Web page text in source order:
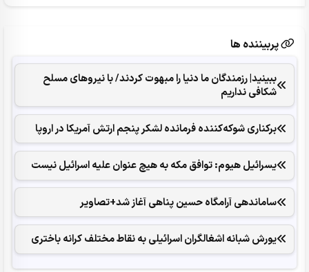
پربیننده ها
ببینید| رزمندگان ما دنیا را مبهوت کردند/ با نیروهای مسلح
شکافی نداریم
برکناری شوکه‌کننده فرمانده لشکر پنجم ارتش آمریکا در اروپا
یسرائیل هیوم: توافق مکه به هیچ عنوان علیه اسرائیل نیست
ساماندهی آرامگاه حسین پناهی آغاز شد+تصاویر
یورش شبانه اشغالگران اسرائیلی به نقاط مختلف کرانه باختری